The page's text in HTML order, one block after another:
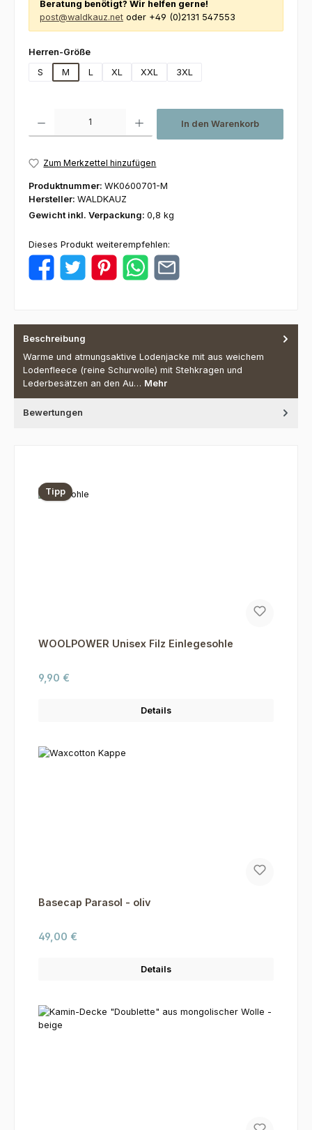
Beratung benötigt? Wir helfen gerne!
post@waldkauz.net oder +49 (0)2131 547553
Herren-Größeauswählen
S
M L XL XXL 3XL
In den Warenkorb
Zum Merkzettel hinzufügen
Produktnummer: WK0600701-M
Hersteller: WALDKAUZ
Gewicht inkl. Verpackung: 0,8 kg
Dieses Produkt weiterempfehlen:
Beschreibung
Warme und atmungsaktive Lodenjacke mit aus weichem
Lodenfleece (reine Schurwolle) mit Stehkragen und
Lederbesätzen an den Au… Mehr
Bewertungen
Tipp
WOOLPOWER Unisex Filz Einlegesohle
Regulärer Preis:
9,90 €
Details
Basecap Parasol - oliv
Regulärer Preis:
49,00 €
Details